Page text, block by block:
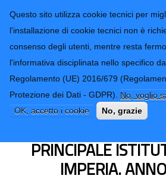
Questo sito utilizza cookie tecnici per
l'installazione di cookie tecnici non è
consenso degli utenti, mentre resta
l'informativa disciplinata nello specifico
Regolamento (UE) 2016/679
Protezione dei Dati - GDPR). No, voglio
OK, accetto i cookie
No, grazie
Provincia di
Imperia
Form di ricerca
ULTERIORI
PRINCIPALE
IMPERIA.